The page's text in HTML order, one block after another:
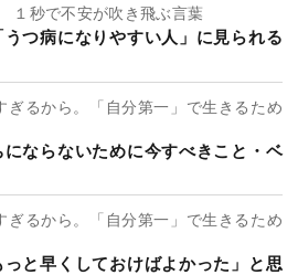
秒で不安が吹き飛ぶ言葉
うつ病になりやすい人」に見られる
ぎるから。「自分第一」で生きるため
にならないために今すべきこと・ベ
ぎるから。「自分第一」で生きるため
と早くしておけばよかった」と思